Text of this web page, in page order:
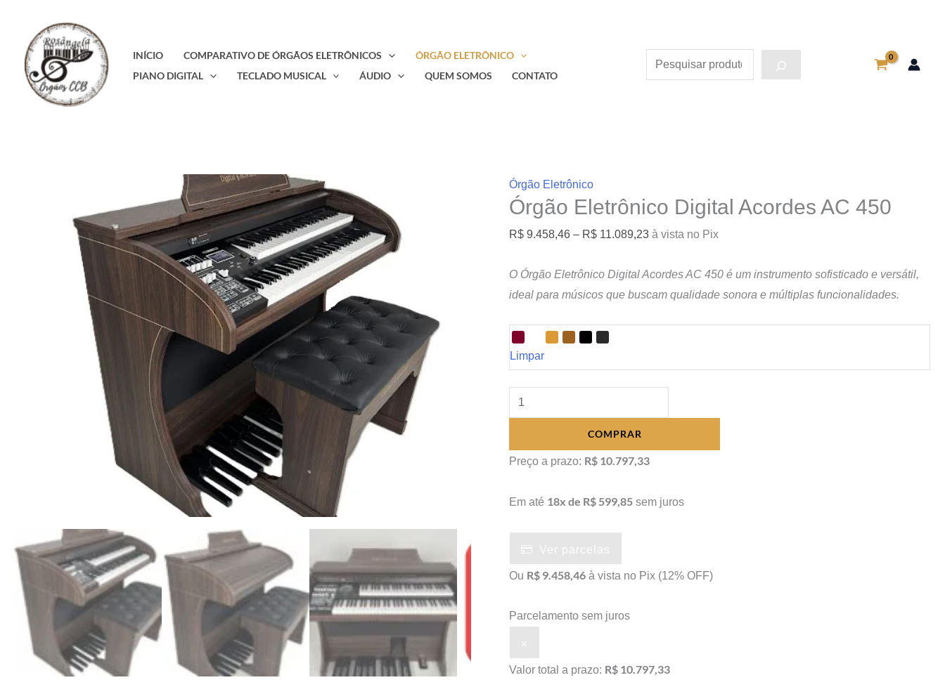
conteúdo
INÍCIO COMPARATIVO DE ÓRGÃOS ELETRÔNICOS
ÓRGÃO ELETRÔNICO
PIANO DIGITAL
TECLADO MUSICAL ÁUDIO QUEM SOMOS CONTATO
Pesquisa
Órgão Eletrônico
Órgão Eletrônico Digital Acordes AC 450
R$ 9.458,46 – R$ 11.089,23Faixa
preço:
R$ 9.458,46
à vista no Pix
O Órgão Eletrônico Digital Acordes AC 450 é um instrumento sofisticado e versátil,
ideal para músicos que buscam qualidade sonora e múltiplas funcionalidades.
Limpar
Órgão
Eletrônico
Acordes
450
COMPRAR
Preço a prazo: R$ 10.797,33
Em até 18x de R$ 599,85 sem juros
Ver parcelas
Ou R$ 9.458,46 à vista no Pix (12% OFF)
Parcelamento sem juros
×
Valor total a prazo: R$ 10.797,33